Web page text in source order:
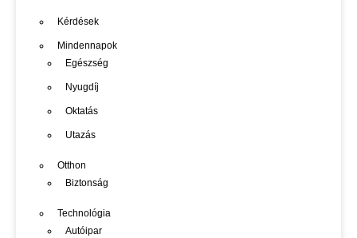
Kérdések
Mindennapok
Egészség
Nyugdíj
Oktatás
Utazás
Otthon
Biztonság
Technológia
Autóipar